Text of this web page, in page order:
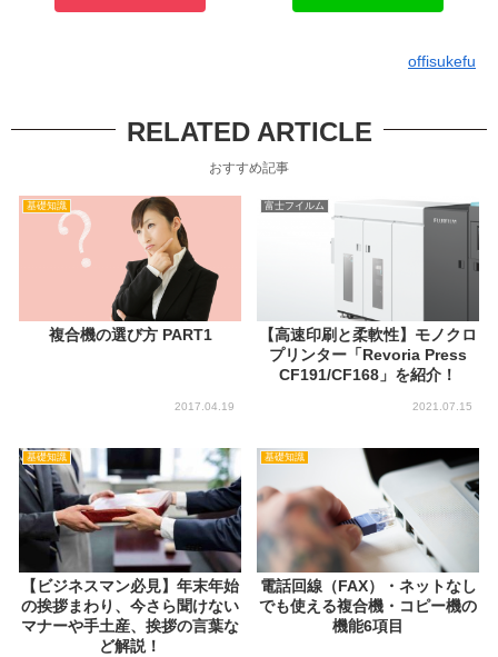
offisukefu
RELATED ARTICLE
おすすめ記事
基礎知識
複合機の選び方 PART1
2017.04.19
富士フイルム
【高速印刷と柔軟性】モノクロ
プリンター「Revoria Press
CF191/CF168」を紹介！
2021.07.15
基礎知識
【ビジネスマン必見】年末年始
の挨拶まわり、今さら聞けない
マナーや手土産、挨拶の言葉な
ど解説！
基礎知識
電話回線（FAX）・ネットなし
でも使える複合機・コピー機の
機能6項目